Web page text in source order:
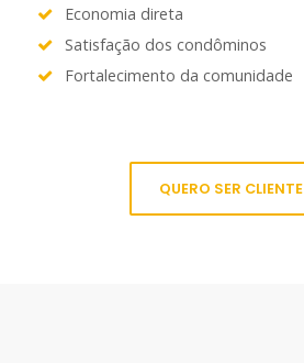
Economia direta
Satisfação dos condôminos
Fortalecimento da comunidade
QUERO SER CLIENTE